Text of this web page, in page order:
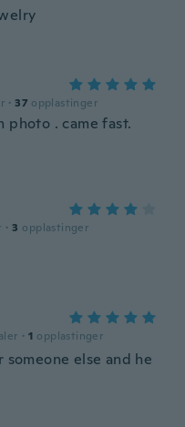
· 37 opplastinger
photo . came fast.
· 3 opplastinger
· 1 opplastinger
else and he